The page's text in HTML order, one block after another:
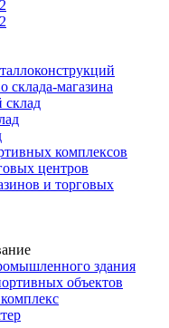
склада-магазина
комплексов
центров
и торговых
здания
объектов